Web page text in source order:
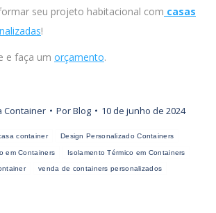
seu projeto habitacional com casas
!
e faça um orçamento.
Container PorBlog
10 de junho de 2024
container Design Personalizado Containers
em Containers Isolamento Térmico em Containers
venda de containers personalizados